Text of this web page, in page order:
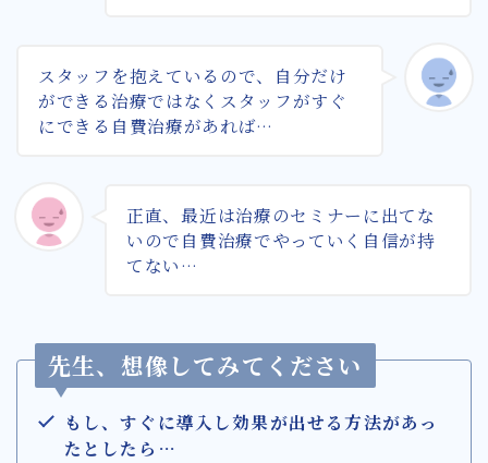
スタッフを抱えているので、自分だけ
ができる治療ではなくスタッフがすぐ
にできる自費治療があれば…
正直、最近は治療のセミナーに出てな
いので自費治療でやっていく自信が持
てない…
先生、想像してみてください
もし、すぐに導入し効果が出せる方法があっ
たとしたら…